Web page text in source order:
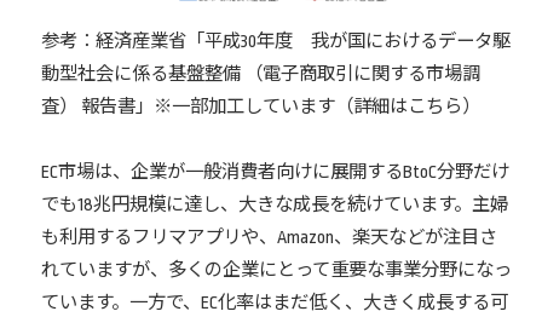
参考：経済産業省「平成30年度 我が国におけるデータ駆
動型社会に係る基盤整備 （電子商取引に関する市場調
査） 報告書」※一部加工しています（詳細はこちら ）
EC市場は、企業が一般消費者向けに展開するBtoC分野だけ
でも18兆円規模に達し、大きな成長を続けています。主婦
も利用するフリマアプリや、Amazon、楽天などが注目さ
れていますが、多くの企業にとって重要な事業分野になっ
ています。一方で、EC化率はまだ低く、大きく成長する可